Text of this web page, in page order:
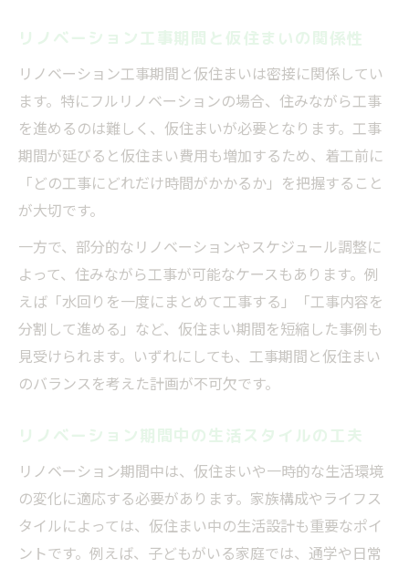
リノベーション工事期間と仮住まいの関係性
リノベーション工事期間と仮住まいは密接に関係してい
ます。特にフルリノベーションの場合、住みながら工事
を進めるのは難しく、仮住まいが必要となります。工事
期間が延びると仮住まい費用も増加するため、着工前に
「どの工事にどれだけ時間がかかるか」を把握すること
が大切です。
一方で、部分的なリノベーションやスケジュール調整に
よって、住みながら工事が可能なケースもあります。例
えば「水回りを一度にまとめて工事する」「工事内容を
分割して進める」など、仮住まい期間を短縮した事例も
見受けられます。いずれにしても、工事期間と仮住まい
のバランスを考えた計画が不可欠です。
リノベーション期間中の生活スタイルの工夫
リノベーション期間中は、仮住まいや一時的な生活環境
の変化に適応する必要があります。家族構成やライフス
タイルによっては、仮住まい中の生活設計も重要なポイ
ントです。例えば、子どもがいる家庭では、通学や日常